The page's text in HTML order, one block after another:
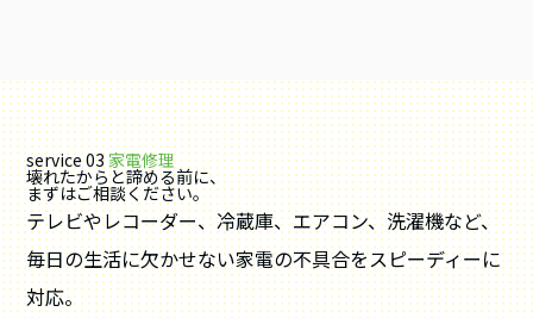
service 03 家電修理
壊れたからと諦める前に、
まずはご相談ください。
テレビやレコーダー、冷蔵庫、エアコン、洗濯機など、
毎日の生活に欠かせない家電の不具合をスピーディーに
対応。